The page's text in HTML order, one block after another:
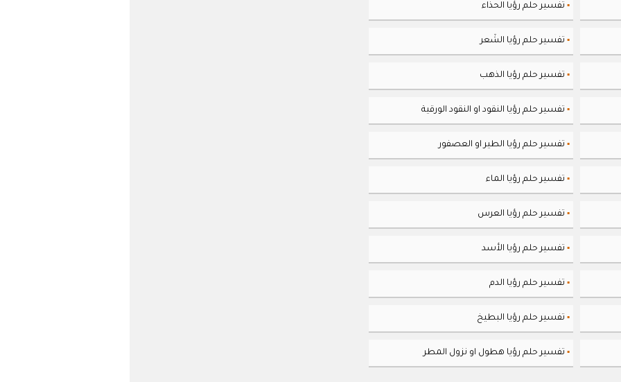
▪ تفسير حلم رؤيا الحذاء
▪ تفسير حلم رؤيا الشَعر
▪ تفسير حلم رؤيا الذهب
▪ تفسير حلم رؤيا النقود او النقود الورقية
▪ تفسير حلم رؤيا الطير او العصفور
▪ تفسير حلم رؤيا الماء
▪ تفسير حلم رؤيا العرس
▪ تفسير حلم رؤيا الأسد
▪ تفسير حلم رؤيا الدم
▪ تفسير حلم رؤيا البطيخ
▪ تفسير حلم رؤيا هطول او نزول المطر